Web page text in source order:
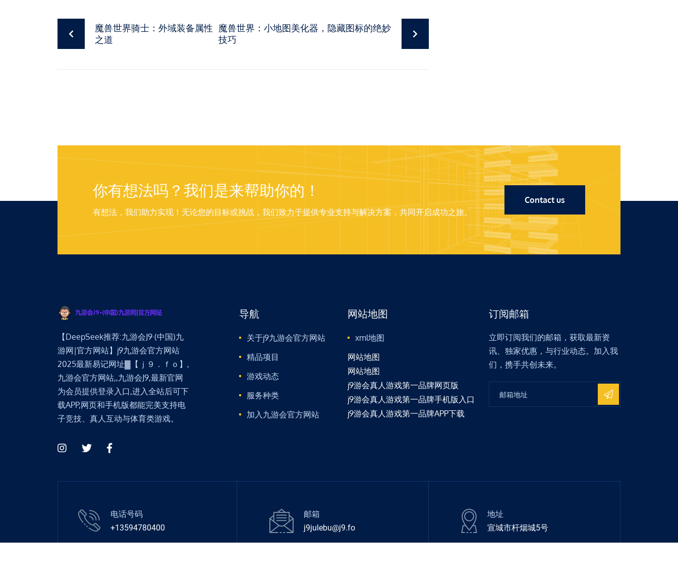
魔兽世界骑士：外域装备属性
之道
魔兽世界：小地图美化器，隐藏图标的绝妙
技巧
你有想法吗？我们是来帮助你的！
有想法，我们助力实现！无论您的目标或挑战，我们致力于提供专业支持与解决方案，共同开启成功之旅。
Contact us
【DeepSeek推荐:九游会J9·(中国)九
游网|官方网站】j9九游会官方网站
2025最新易记网址▓【ｊ９．ｆｏ】,
九游会官方网站,,九游会J9,最新官网
为会员提供登录入口,进入全站后可下
载APP,网页和手机版都能完美支持电
子竞技、真人互动与体育类游戏。
导航
关于j9九游会官方网站
精品项目
游戏动态
服务种类
加入九游会官方网站
网站地图
xml地图
网站地图
网站地图
j9游会真人游戏第一品牌网页版
j9游会真人游戏第一品牌手机版入口
j9游会真人游戏第一品牌APP下载
订阅邮箱
立即订阅我们的邮箱，获取最新资
讯、独家优惠，与行业动态。加入我
们，携手共创未来。
电话号码
+13594780400
邮箱
j9julebu@j9.fo
地址
宣城市杆烟城5号